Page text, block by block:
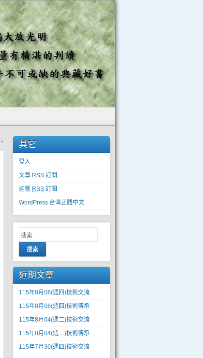
» 其它
登入
文章 RSS 訂閱
迴響 RSS 訂閱
WordPress 台灣正體中文
搜索
近期文章
115年8月06(週四)技術交流
115年8月06(週四)技術傳承
115年8月04(週二)技術交流
115年8月04(週二)技術傳承
115年7月30(週四)技術交流